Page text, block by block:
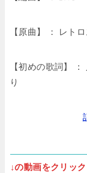
【原曲】 ： レト
【初めの歌詞】
り
↓の動画をクリッ